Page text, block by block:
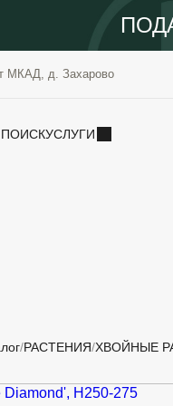
МКАД, д. Захарово
ПОИСКУСЛУГИ
РАСТЕНИЯ ХВОЙНЫЕ